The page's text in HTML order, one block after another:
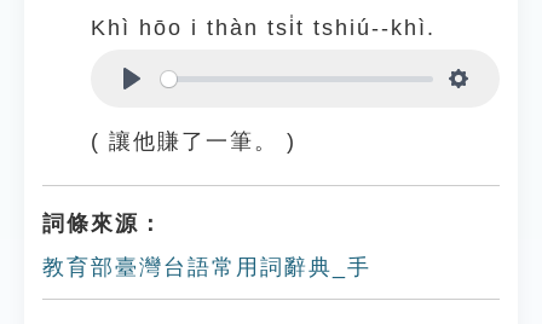
Khì hōo i thàn tsi̍t tshiú--khì.
( 讓他賺了一筆。 )
詞條來源：
教育部臺灣台語常用詞辭典_手